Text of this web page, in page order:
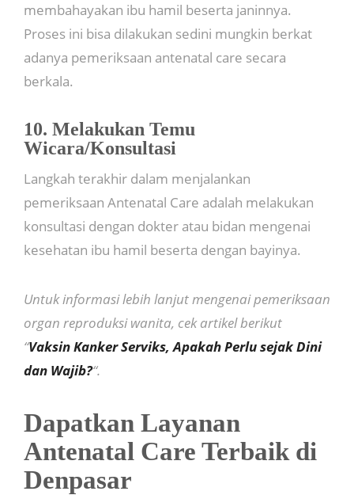
membahayakan ibu hamil beserta janinnya.
Proses ini bisa dilakukan sedini mungkin berkat
adanya pemeriksaan antenatal care secara
berkala.
10. Melakukan Temu
Wicara/Konsultasi
Langkah terakhir dalam menjalankan
pemeriksaan Antenatal Care adalah melakukan
konsultasi dengan dokter atau bidan mengenai
kesehatan ibu hamil beserta dengan bayinya.
Untuk informasi lebih lanjut mengenai pemeriksaan
organ reproduksi wanita, cek artikel berikut
“Vaksin Kanker Serviks, Apakah Perlu sejak Dini
dan Wajib?“.
Dapatkan Layanan
Antenatal Care Terbaik di
Denpasar